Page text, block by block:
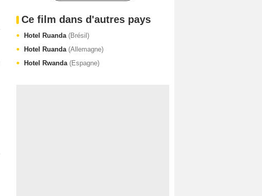
Ce film dans d'autres pays
Hotel Ruanda (Brésil)
Hotel Ruanda (Allemagne)
Hotel Rwanda (Espagne)